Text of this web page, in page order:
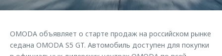
Кредитный калькулятор
Корпоративные продажи
Дополнительная техническая поддержка
Клиентская поддержка
Задать вопрос
Онлайн-сервисы
OMODA объявляет о старте продаж на российском рынке
седана OMODA S5 GT. Автомобиль доступен для покупки